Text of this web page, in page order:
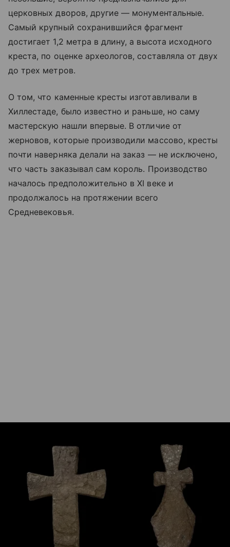
церковных дворов, другие — монументальные.
Самый крупный сохранившийся фрагмент
достигает 1,2 метра в длину, а высота исходного
креста, по оценке археологов, составляла от двух
до трех метров.
О том, что каменные кресты изготавливали в
Хиллестаде, было известно и раньше, но саму
мастерскую нашли впервые. В отличие от
жерновов, которые производили массово, кресты
почти наверняка делали на заказ — не исключено,
что часть заказывал сам король. Производство
началось предположительно в XI веке и
продолжалось на протяжении всего
Средневековья.